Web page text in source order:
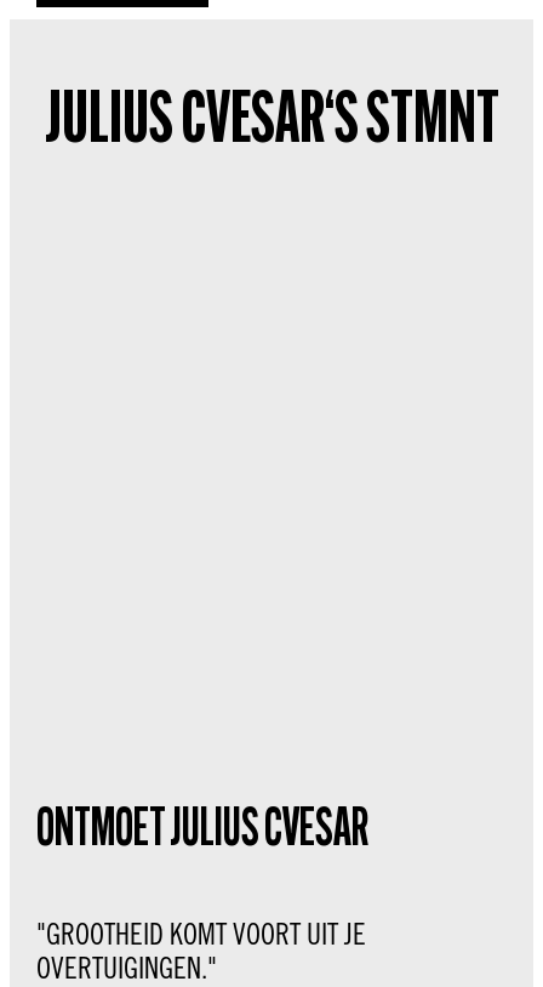
JULIUS CVESAR‘S STMNT
ONTMOET JULIUS CVESAR
"GROOTHEID KOMT VOORT UIT JE
OVERTUIGINGEN."